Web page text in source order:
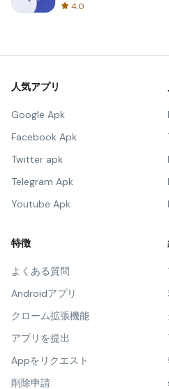
4.0
人気アプリ
Google Apk
Facebook Apk
Twitter apk
Telegram Apk
Youtube Apk
特徴
よくある質問
Androidアプリ
クローム拡張機能
アプリを提出
Appをリクエスト
削除申請